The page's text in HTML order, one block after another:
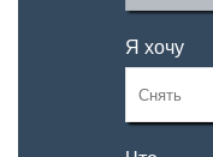
Я хочу